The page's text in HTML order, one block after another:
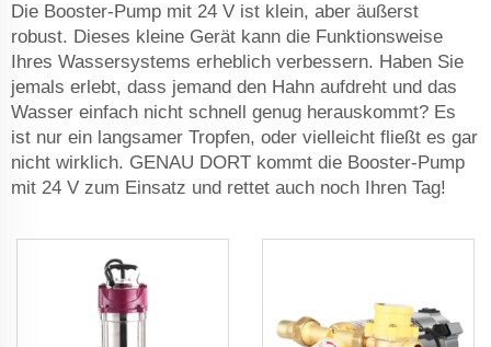
Die Booster-Pump mit 24 V ist klein, aber äußerst
robust. Dieses kleine Gerät kann die Funktionsweise
Ihres Wassersystems erheblich verbessern. Haben Sie
jemals erlebt, dass jemand den Hahn aufdreht und das
Wasser einfach nicht schnell genug herauskommt? Es
ist nur ein langsamer Tropfen, oder vielleicht fließt es gar
nicht wirklich. GENAU DORT kommt die Booster-Pump
mit 24 V zum Einsatz und rettet auch noch Ihren Tag!